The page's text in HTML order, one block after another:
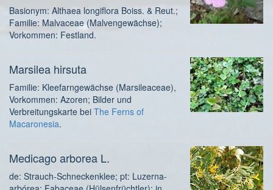
Basionym: Althaea longiflora Boiss. & Reut.;
Familie: Malvaceae (Malvengewächse);
Vorkommen: Festland.
Marsilea hirsuta
Familie: Kleefarngewächse (Marsileaceae),
Vorkommen: Azoren; Bilder und
Verbreitungskarte beiThe Ferns of
Macaronesia.
Medicago arborea L.
de: Strauch-Schneckenklee; pt: Luzerna-